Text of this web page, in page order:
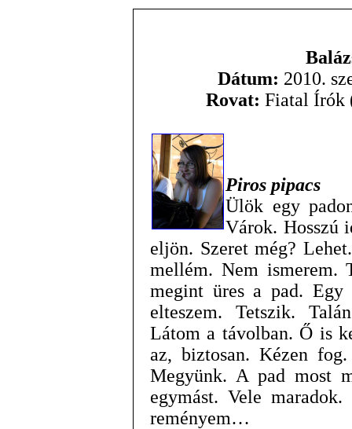
Dátum: 2010.
Rovat: Fiatal Írók
Piros pipacs
Ülök egy
Várok. Hosszú
eljön. Szeret még?
mellém. Nem ismerem.
megint üres a pad. Egy
elteszem. Tetszik.
Látom a távolban. Ő is
az, biztosan. Kézen
Megyünk. A pad most
egymást. Vele
reményem…